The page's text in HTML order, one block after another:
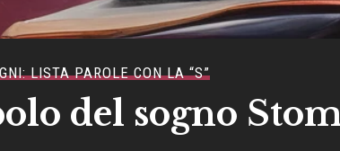
LISTA PAROLE CON LA “S”
del sogno